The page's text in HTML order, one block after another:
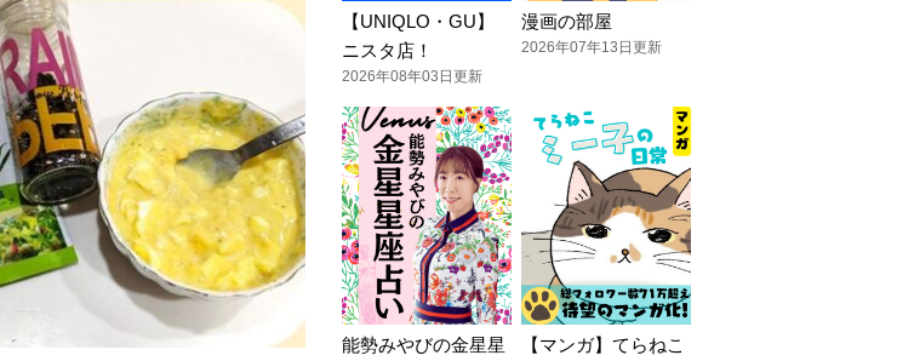
【UNIQLO・GU】
ニスタ店！
2026年08年03日更新
漫画の部屋
2026年07年13日更新
能勢みやびの金星星
【マンガ】てらねこ